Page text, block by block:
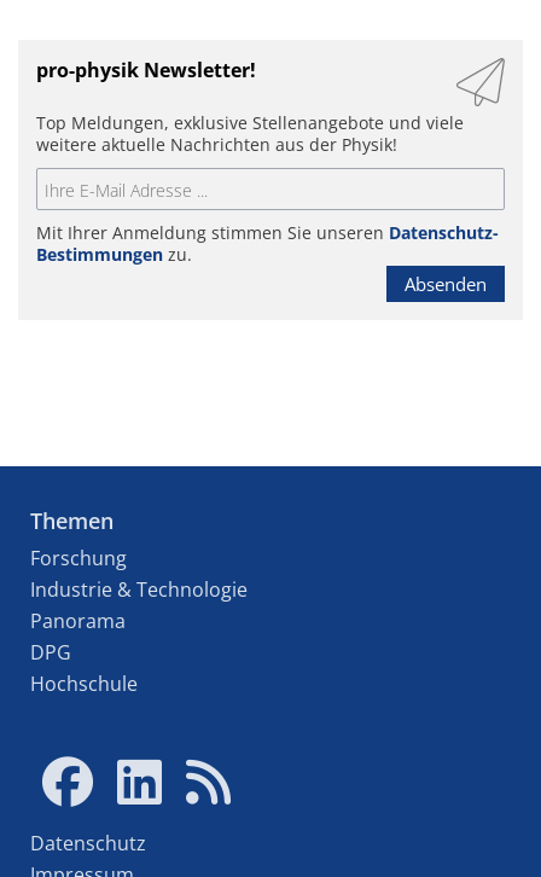
pro-physik Newsletter!
Top Meldungen, exklusive Stellenangebote und viele
weitere aktuelle Nachrichten aus der Physik!
Mit Ihrer Anmeldung stimmen Sie unseren Datenschutz-
Bestimmungen zu.
Absenden
Themen
Forschung
Industrie & Technologie
Panorama
DPG
Hochschule
Datenschutz